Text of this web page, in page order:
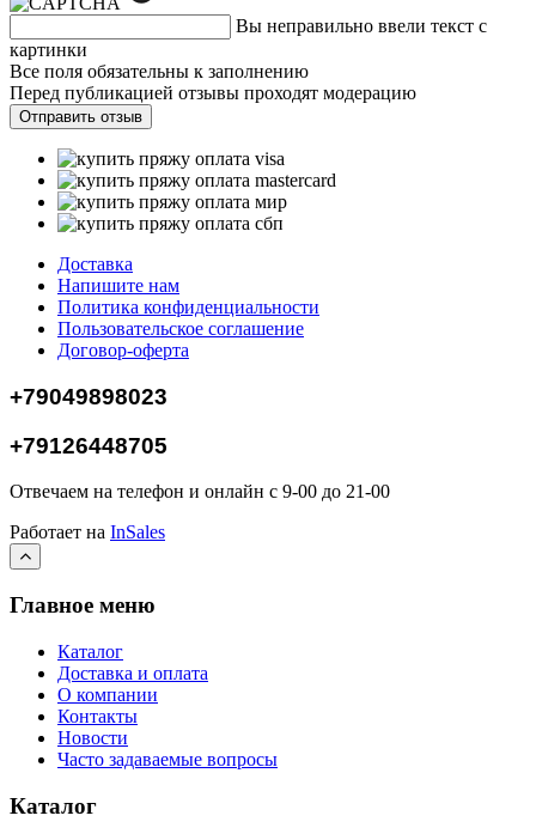
Вы неправильно ввели текст с
картинки
Все поля обязательны к заполнению
Перед публикацией отзывы проходят модерацию
Доставка
Напишите нам
Политика конфиденциальности
Пользовательское соглашение
Договор-оферта
+79049898023
+79126448705
Отвечаем на телефон и онлайн с 9-00 до 21-00
Работает на InSales
Главное меню
Каталог
Доставка и оплата
О компании
Контакты
Новости
Часто задаваемые вопросы
Каталог